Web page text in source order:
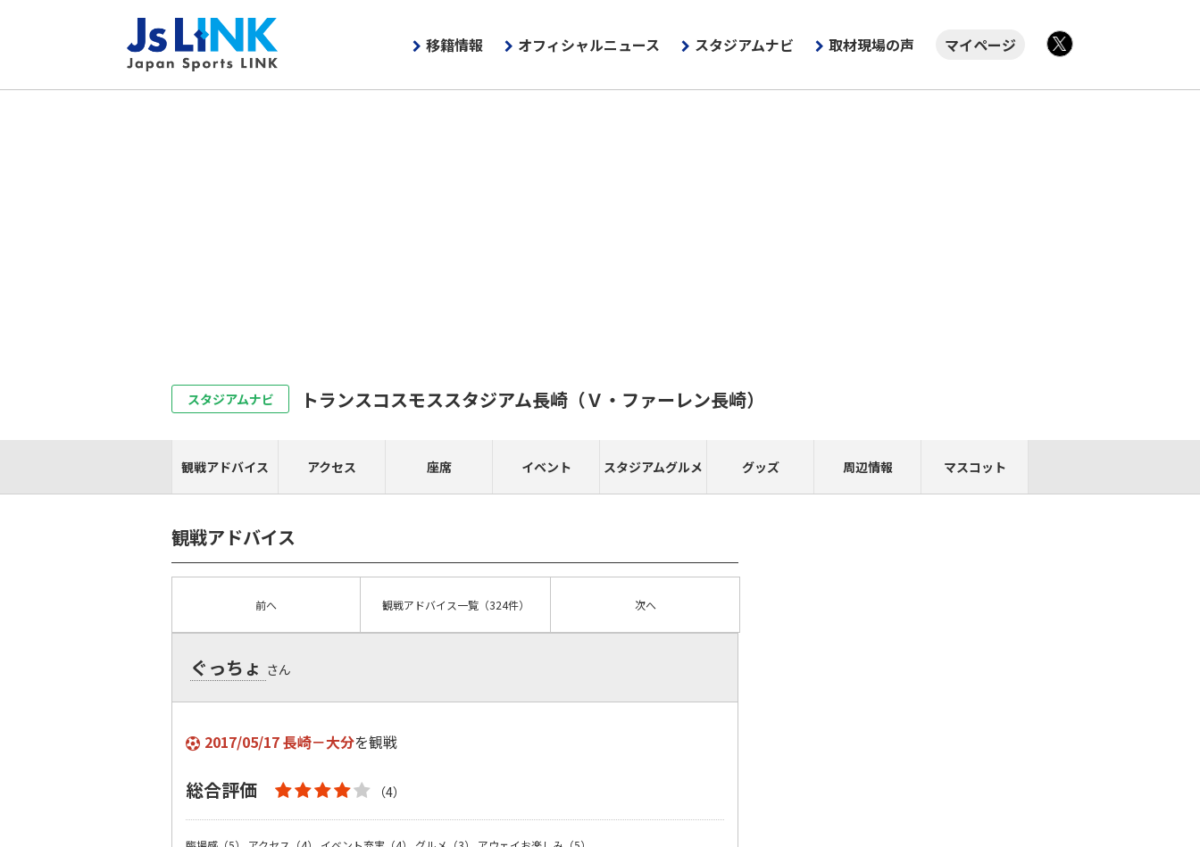
移籍情報 オフィシャルニュース スタジアムナビ 取材現場の声
マイページ
スタジアムナビ トランスコスモススタジアム長崎 （Ｖ・ファーレン長崎）
観戦アドバイス アクセス 座席 イベント スタジアムグルメ グッズ 周辺情報 マスコット
観戦アドバイス
前へ 観戦アドバイス一覧（324件） 次へ
ぐっちょ さん
2017/05/17 長崎－大分を観戦
総合評価 （4）